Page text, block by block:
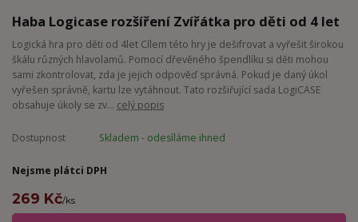
Haba Logicase rozšíření Zvířátka pro děti od 4 let
Logická hra pro děti od 4let Cílem této hry je dešifrovat a vyřešit širokou
škálu různých hlavolamů. Pomocí dřevěného špendlíku si děti mohou
sami zkontrolovat, zda je jejich odpověď správná. Pokud je daný úkol
vyřešen správně, kartu lze vytáhnout. Tato rozšiřující sada LogiCASE
obsahuje úkoly se zv... celý popis
Dostupnost Skladem - odesíláme ihned
Nejsme plátci DPH
269 Kč/ks